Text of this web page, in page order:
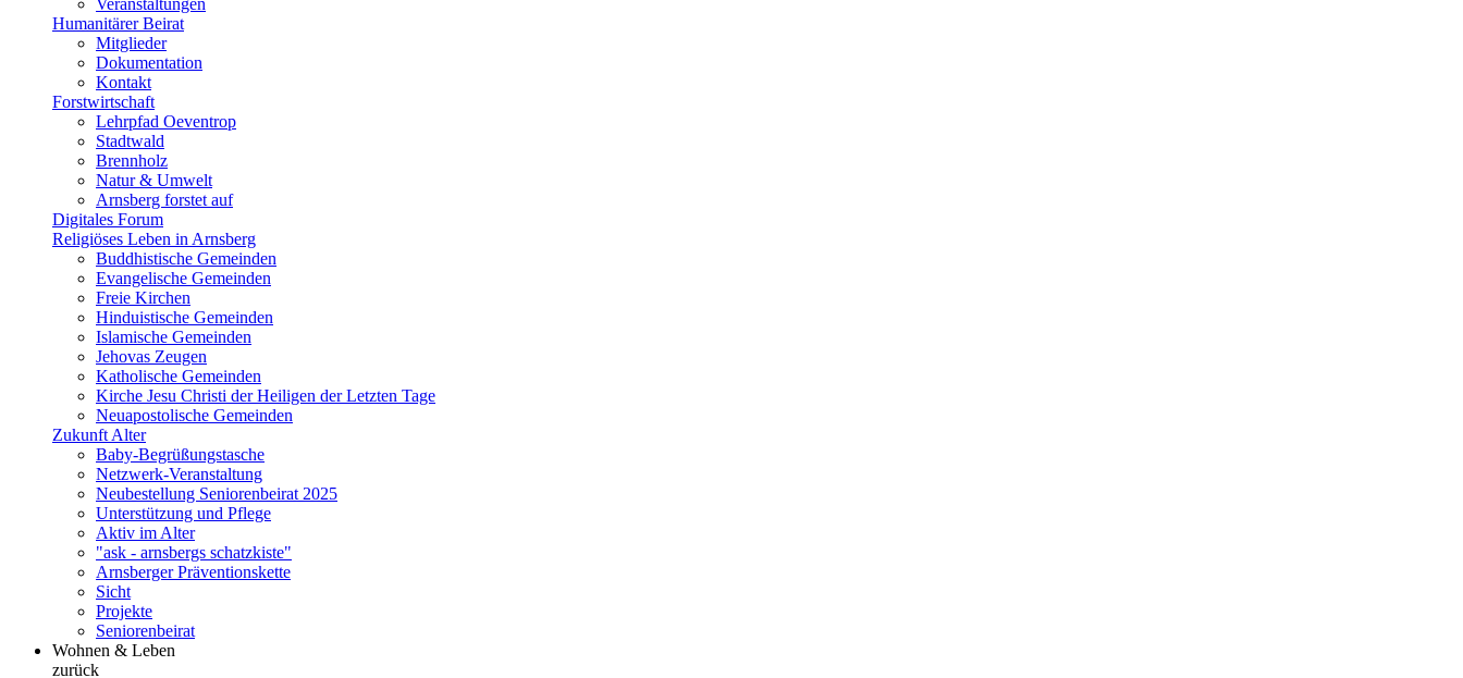
Veranstaltungen
Humanitärer Beirat
Mitglieder
Dokumentation
Kontakt
Forstwirtschaft
Lehrpfad Oeventrop
Stadtwald
Brennholz
Natur & Umwelt
Arnsberg forstet auf
Digitales Forum
Religiöses Leben in Arnsberg
Buddhistische Gemeinden
Evangelische Gemeinden
Freie Kirchen
Hinduistische Gemeinden
Islamische Gemeinden
Jehovas Zeugen
Katholische Gemeinden
Kirche Jesu Christi der Heiligen der Letzten Tage
Neuapostolische Gemeinden
Zukunft Alter
Baby-Begrüßungstasche
Netzwerk-Veranstaltung
Neubestellung Seniorenbeirat 2025
Unterstützung und Pflege
Aktiv im Alter
"ask - arnsbergs schatzkiste"
Arnsberger Präventionskette
Sicht
Projekte
Seniorenbeirat
Wohnen & Leben
zurück